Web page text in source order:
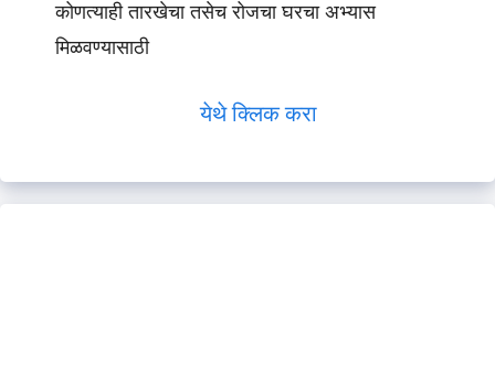
कोणत्याही तारखेचा तसेच रोजचा घरचा अभ्यास
मिळवण्यासाठी
येथे क्लिक करा